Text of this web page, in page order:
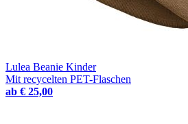
Lulea Beanie Kinder
Mit recycelten PET-Flaschen
ab € 25,00